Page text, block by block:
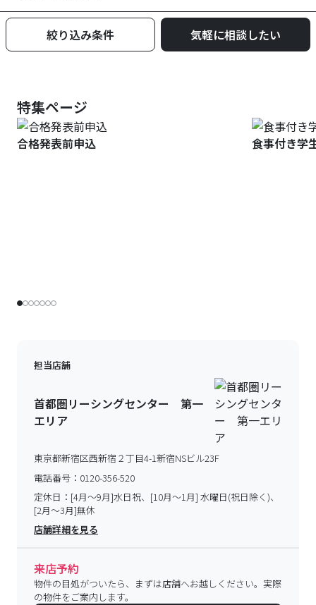
絞り込み条件 気軽に相談したい
特集ページ
合格発表前申込 食事付き学
担当店舗
首都圏リーシングセンター 第一
エリア
東京都新宿区西新宿２丁目4-1新宿NSビル23F
電話番号： 0120-356-520
定休日： [4月～9月]水日祝、[10月～1月] 水曜日(祝日除く)、
[2月～3月]無休
店舗詳細を見る
来店予約
物件の目処がついたら、まずは店舗へお越しください。実際
の物件をご案内します。